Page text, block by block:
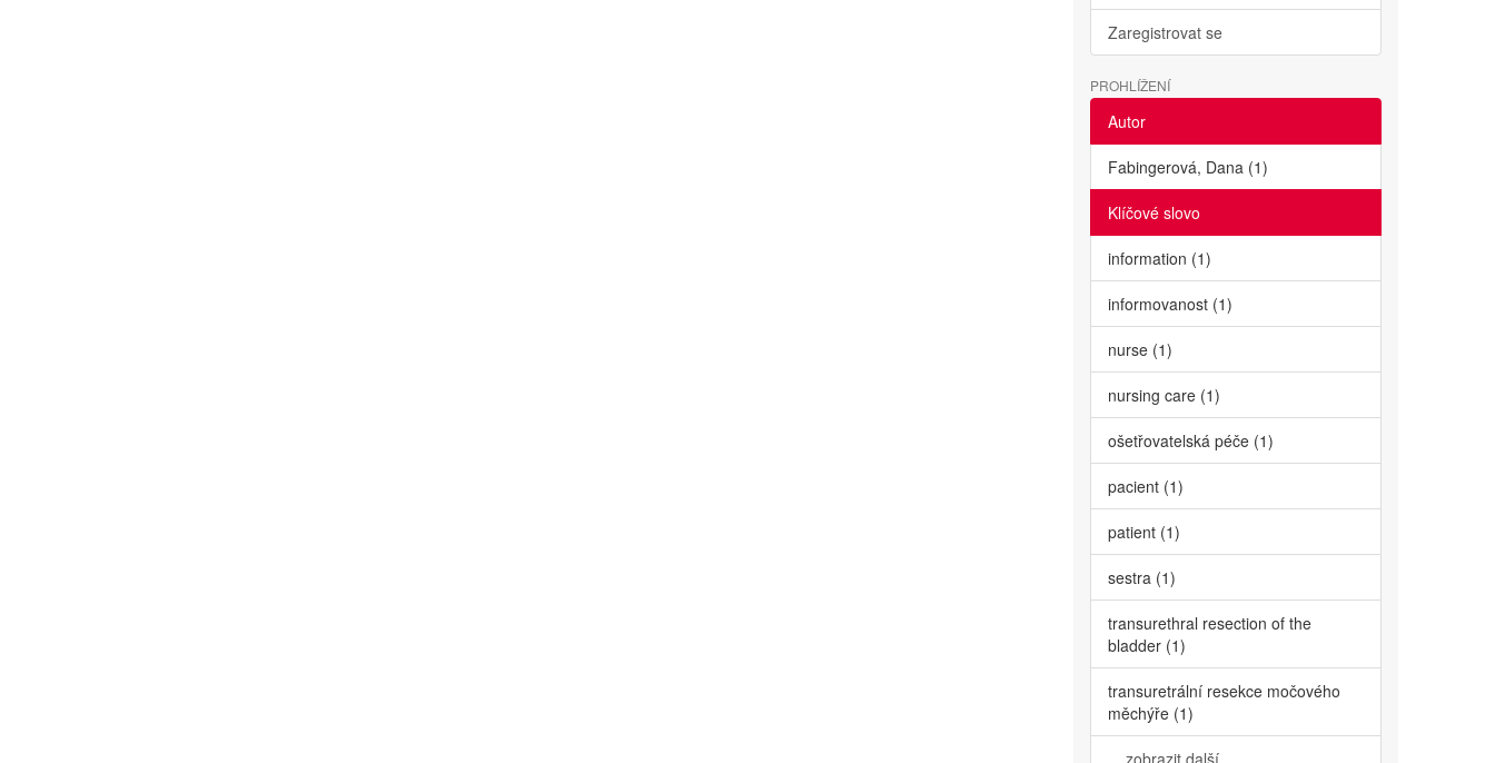
Zaregistrovat se
PROHLÍŽENÍ
Autor
Fabingerová, Dana (1)
Klíčové slovo
information (1)
informovanost (1)
nurse (1)
nursing care (1)
ošetřovatelská péče (1)
pacient (1)
patient (1)
sestra (1)
transurethral resection of the
bladder (1)
transuretrální resekce močového
měchýře (1)
... zobrazit další